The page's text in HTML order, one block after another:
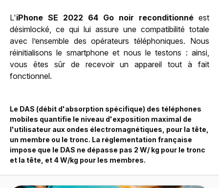
L'iPhone SE 2022 64 Go noir reconditionné est
désimlocké, ce qui lui assure une compatibilité totale
avec l’ensemble des opérateurs téléphoniques. Nous
réinitialisons le smartphone et nous le testons : ainsi,
vous êtes sûr de recevoir un appareil tout à fait
fonctionnel.
Le DAS (débit d'absorption spécifique) des téléphones
mobiles quantifie le niveau d'exposition maximal de
l'utilisateur aux ondes électromagnétiques, pour la tête,
un membre ou le tronc. La réglementation française
impose que le DAS ne dépasse pas 2 W/ kg pour le tronc
et la tête, et 4 W/kg pour les membres.